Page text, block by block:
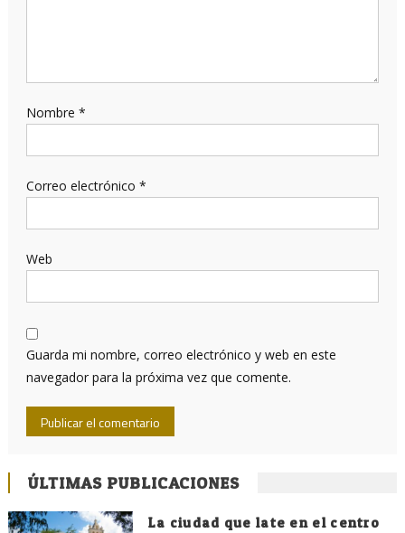
Nombre *
Correo electrónico *
Web
Guarda mi nombre, correo electrónico y web en este
navegador para la próxima vez que comente.
ÚLTIMAS PUBLICACIONES
La ciudad que late en el centro